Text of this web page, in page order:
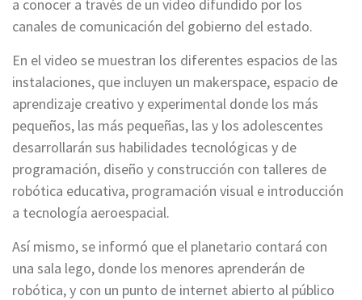
a conocer a través de un video difundido por los
canales de comunicación del gobierno del estado.
En el video se muestran los diferentes espacios de las
instalaciones, que incluyen un makerspace, espacio de
aprendizaje creativo y experimental donde los más
pequeños, las más pequeñas, las y los adolescentes
desarrollarán sus habilidades tecnológicas y de
programación, diseño y construcción con talleres de
robótica educativa, programación visual e introducción
a tecnología aeroespacial.
Así mismo, se informó que el planetario contará con
una sala lego, donde los menores aprenderán de
robótica, y con un punto de internet abierto al público